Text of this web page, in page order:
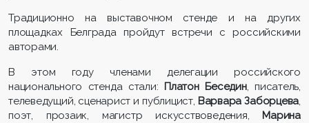
Традиционно на выставочном стенде и на других
площадках Белграда пройдут встречи с российскими
авторами.
В этом году членами делегации российского
национального стенда стали:
Платон Беседин, писатель,
телеведущий, сценарист и публицист, Варвара Заборцева,
поэт, прозаик, магистр искусствоведения, Марина